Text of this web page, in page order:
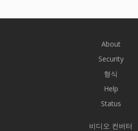
About
Security
형식
Help
Status
비디오 컨버터